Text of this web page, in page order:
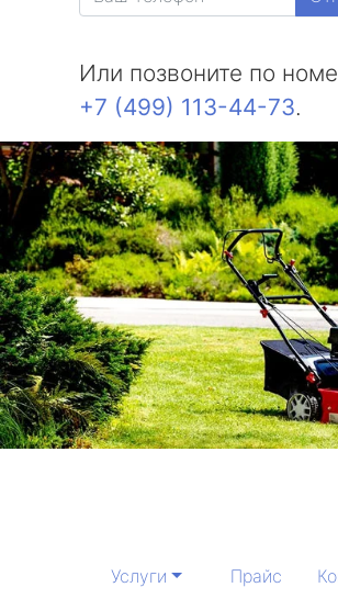
Или позвоните по
+7 (499) 113-44-73.
Услуги Прайс